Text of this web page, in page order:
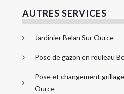
AUTRES SERVICES
Jardinier Belan Sur Ource
Pose de gazon en rouleau
Pose et changement
Ource